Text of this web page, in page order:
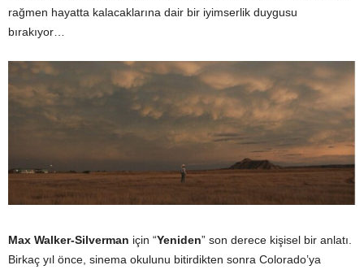
rağmen hayatta kalacaklarına dair bir iyimserlik duygusu
bırakıyor…
Max Walker-Silverman için “Yeniden” son derece kişisel bir anlatı.
Birkaç yıl önce, sinema okulunu bitirdikten sonra Colorado’ya